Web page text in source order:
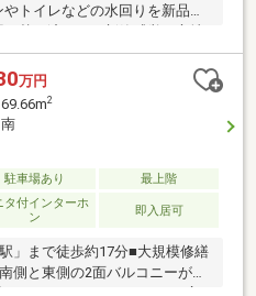
トイレなどの水回りを新品に
。○毎日が明るい「南向き・
分の南向きバルコニーから、
っぷり差し込む快適な3LDKプラ
園まで徒歩3分（約190m）：
と鼻の先。休日のお散歩や、
季の自然を身近に感じられま
せる「ペット飼育可」：マン
トと一緒に暮らせるお住まいで
万円
2
駐車場あり 最上階
タ付インターホ
ン
即入居可
」まで徒歩約17分■大規模修繕
側と東側の2面バルコニーがあ